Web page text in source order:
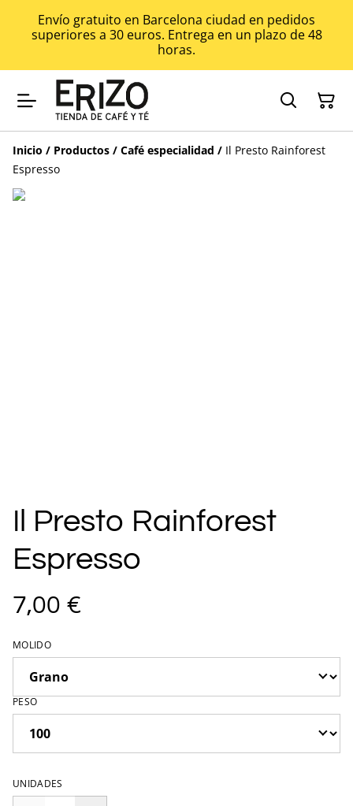
Envío gratuito en Barcelona ciudad en pedidos
superiores a 30 euros. Entrega en un plazo de 48
horas.
Inicio / Productos / Café especialidad / Il Presto Rainforest
Espresso
Il Presto Rainforest
Espresso
7,00 €
MOLIDO
PESO
UNIDADES